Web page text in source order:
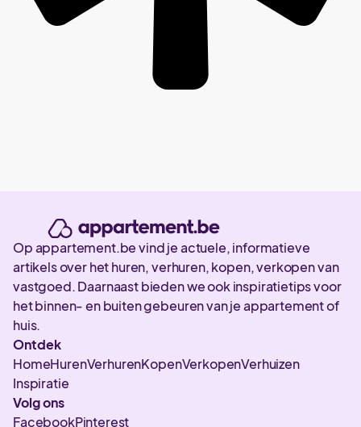
Op appartement.be vind je actuele, informatieve
artikels over het huren, verhuren, kopen, verkopen van
vastgoed. Daarnaast bieden we ook inspiratietips voor
het binnen- en buiten gebeuren van je appartement of
huis.
Ontdek
HomeHurenVerhurenKopenVerkopenVerhuizen
Inspiratie
Volg ons
FacebookPinterest